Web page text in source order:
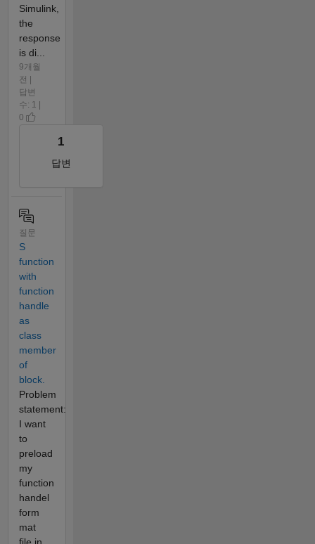
Simulink,
the
response
is di...
9개월
전 |
답변
수: 1 |
0
1
답변
질문
S
function
with
function
handle
as
class
member
of
block.
Problem
statement:
I want
to
preload
my
function
handel
form
mat